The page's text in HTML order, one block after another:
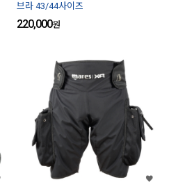
브라 43/44사이즈
220,000원